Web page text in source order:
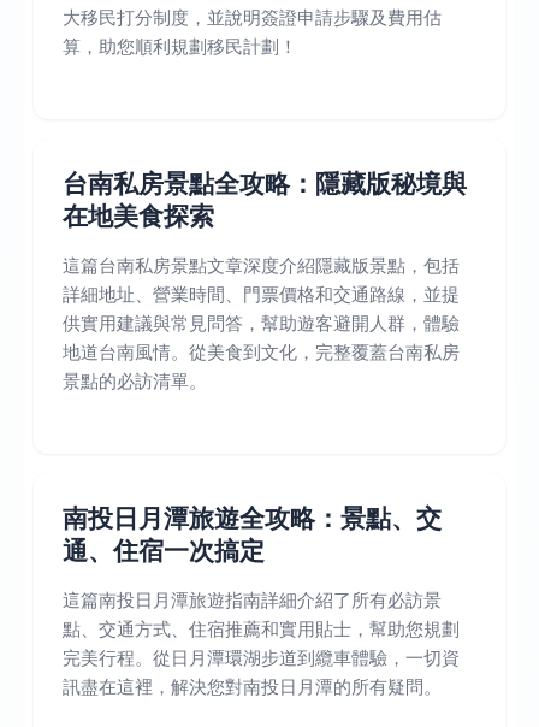
大移民打分制度，並說明簽證申請步驟及費用估
算，助您順利規劃移民計劃！
台南私房景點全攻略：隱藏版秘境與
在地美食探索
這篇台南私房景點文章深度介紹隱藏版景點，包括
詳細地址、營業時間、門票價格和交通路線，並提
供實用建議與常見問答，幫助遊客避開人群，體驗
地道台南風情。從美食到文化，完整覆蓋台南私房
景點的必訪清單。
南投日月潭旅遊全攻略：景點、交
通、住宿一次搞定
這篇南投日月潭旅遊指南詳細介紹了所有必訪景
點、交通方式、住宿推薦和實用貼士，幫助您規劃
完美行程。從日月潭環湖步道到纜車體驗，一切資
訊盡在這裡，解決您對南投日月潭的所有疑問。